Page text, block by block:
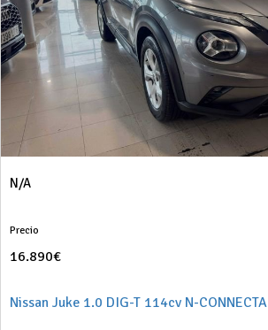
N/A
Precio
16.890€
Nissan Juke 1.0 DIG-T 114cv N-CONNECTA